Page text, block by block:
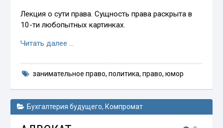
Лекция о сути права. Сущность права раскрыта в
10-ти любопытных картинках.
Читать далее …
занимательное право, политика, право, юмор
Бухгалтерия будущего, Компромат